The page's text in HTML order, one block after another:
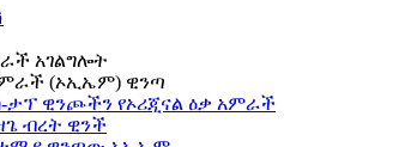
አገልግሎት
(ኦኢኤም) ዊንጣ
ታፕ ዊንጮችን የኦሪጂናል ዕቃ አምራች
ብረት ዊንች